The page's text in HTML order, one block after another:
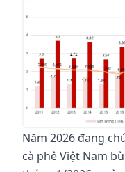
Năm 2026 đang
cà phê Việt Nam